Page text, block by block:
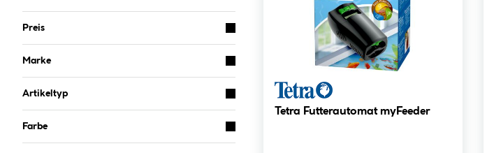
Preis
Marke
Artikeltyp
Farbe
Tetra Futterautomat myFeeder